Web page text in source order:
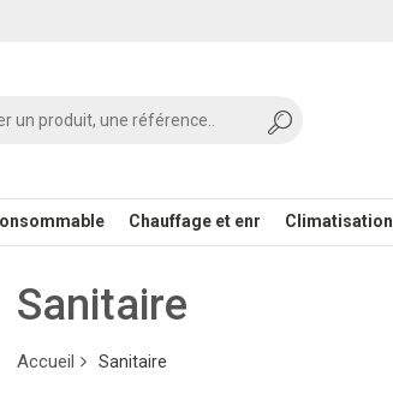
Chauffage et enr Climatisation
Sanitaire
Accueil Sanitaire